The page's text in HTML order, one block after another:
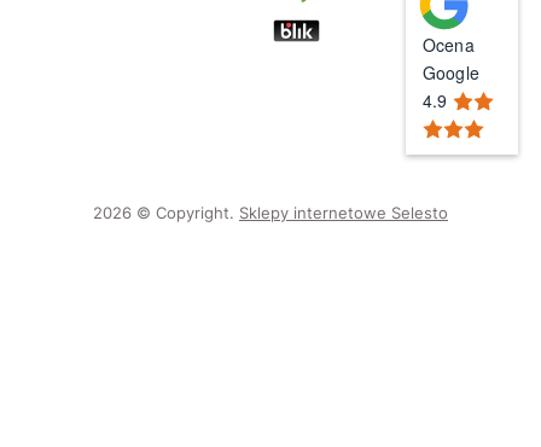
Ocena
Google
4.9
2026 © Copyright. Sklepy internetowe Selesto